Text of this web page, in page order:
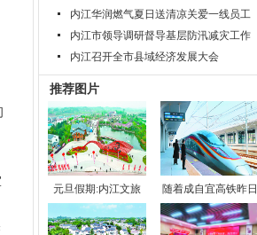
内江华润燃气夏日送清凉关爱一线员工
内江市领导调研督导基层防汛减灾工作
内江召开全市县域经济发展大会
推荐图片
元旦假期:内江文旅 随着成自宜高铁昨日